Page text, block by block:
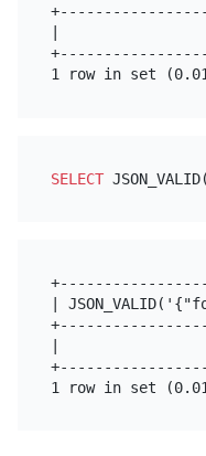
|
SELECT JSON_VALID(
|
|